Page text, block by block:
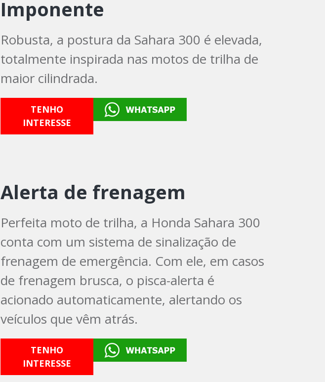
Imponente
Robusta, a postura da Sahara 300 é elevada,
totalmente inspirada nas motos de trilha de
maior cilindrada.
TENHO
INTERESSE
Alerta de frenagem
Perfeita moto de trilha, a Honda Sahara 300
conta com um sistema de sinalização de
frenagem de emergência. Com ele, em casos
de frenagem brusca, o pisca-alerta é
acionado automaticamente, alertando os
veículos que vêm atrás.
TENHO
INTERESSE